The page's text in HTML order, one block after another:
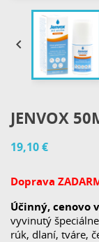

JENVOX
19,10 €
Doprava
Účinný, cenovo
vyvinutý
rúk, dlaní, tváre,